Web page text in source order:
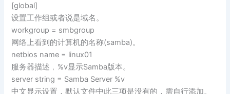
[global]
设置工作组或者说是域名。
workgroup = smbgroup
网络上看到的计算机的名称(samba)。
netbios name = linux01
服务器描述﹐%v显示Samba版本。
server string = Samba Server %v
中文显示设置，默认文件中此三项是没有的，需自行添加。